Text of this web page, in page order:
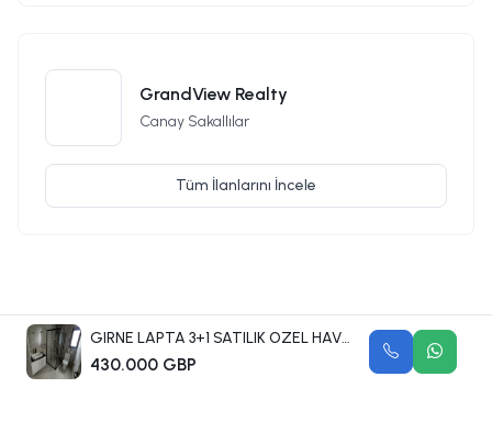
GrandView Realty
Canay Sakallılar
Tüm İlanlarını İncele
GIRNE LAPTA 3+1 SATILIK OZEL HAVUZLU VILLA
430.000 GBP